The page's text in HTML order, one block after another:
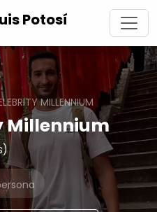
MILLENNIUM
Millennium